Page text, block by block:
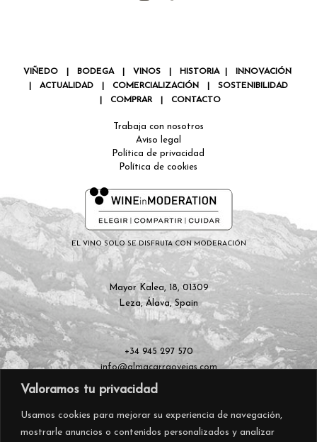
Valoramos tu privacidad
Usamos cookies para mejorar su experiencia de navegación,
mostrarle anuncios o contenidos personalizados y analizar
VIÑEDO| BODEGA| VINOS| HISTORIA|
INNOVACIÓN
ACTUALIDAD COMERCIALIZACIÓN
SOSTENIBILIDAD
COMPRAR| CONTACTO
Trabaja con nosotros
Aviso legal
Política de privacidad
Política de cookies
EL VINO SOLO SE DISFRUTA CON MODERACIÓN
Mayor Kalea, 18, 01309
Leza, Álava, Spain
+34 945 297 570
info@almacarraovejas.com